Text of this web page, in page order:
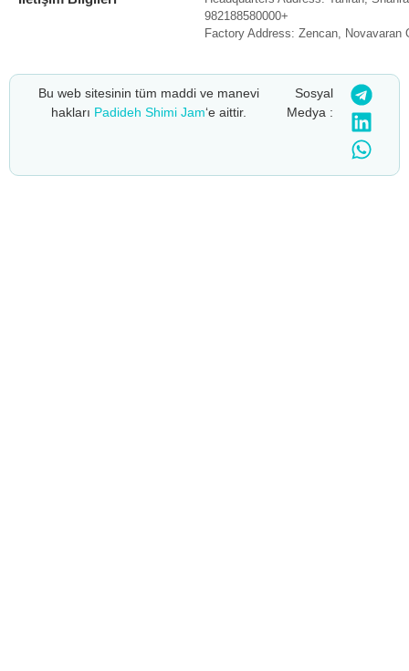
982188580000+
Factory Address: Zencan, Novavaran
Bu web sitesinin tüm maddi ve manevi
hakları Padideh Shimi Jam‘e aittir.
Sosyal
Medya :